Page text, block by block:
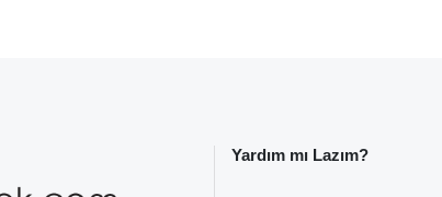
Yardım mı Lazım?